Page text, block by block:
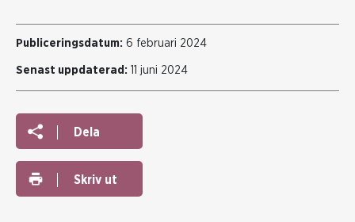
Publiceringsdatum: 6 februari 2024
Senast uppdaterad: 11 juni 2024
Dela
Skriv ut